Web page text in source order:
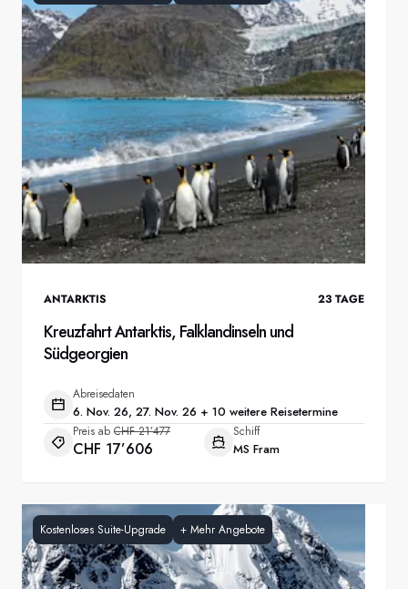
ANTARKTIS 23 TAGE
Kreuzfahrt Antarktis, Falklandinseln und
Südgeorgien
Abreisedaten
6. Nov. 26, 27. Nov. 26 + 10 weitere Reisetermine
Preis ab CHF 21’477
CHF 17’606
Schiff
MS Fram
Kostenloses Suite-Upgrade + Mehr Angebote